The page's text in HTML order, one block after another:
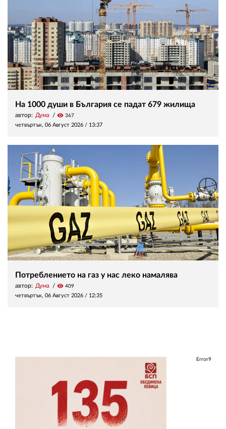
На 1000 души в България се падат 679 жилища
автор: Дума visibility 367
четвъртък, 06 Август 2026 / 13:37
Потреблението на газ у нас леко намалява
автор: Дума visibility 409
четвъртък, 06 Август 2026 / 12:35
Error9